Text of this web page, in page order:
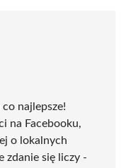
najlepsze!
na Facebooku,
o lokalnych
zdanie się liczy -